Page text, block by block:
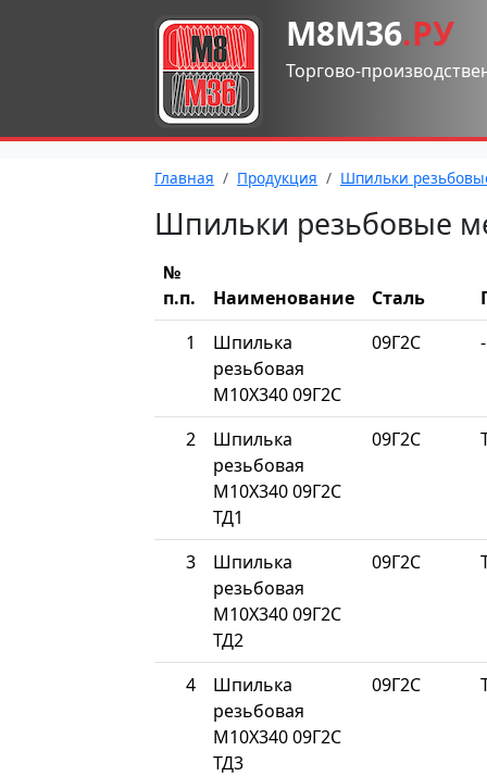
М8М36.РУ
Торгово-
Главная Продукция Шпильки
Шпильки резьбовые
№
п.п.
Наименование Сталь
1
Шпилька
резьбовая
М10Х340 09Г2С
09Г2С -
2
Шпилька
резьбовая
М10Х340 09Г2С
ТД1
09Г2С
3
Шпилька
резьбовая
М10Х340 09Г2С
ТД2
09Г2С
4
Шпилька
резьбовая
М10Х340 09Г2С
ТД3
09Г2С